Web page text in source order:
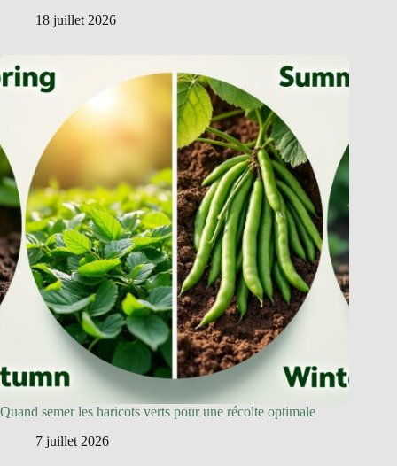
18 juillet 2026
Quand semer les haricots verts pour une récolte optimale
7 juillet 2026